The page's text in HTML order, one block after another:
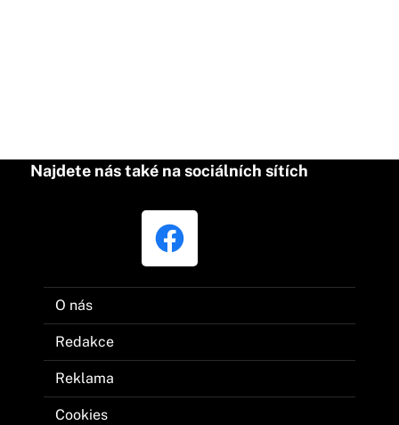
Najdete nás také na sociálních sítích
O nás
Redakce
Reklama
Cookies